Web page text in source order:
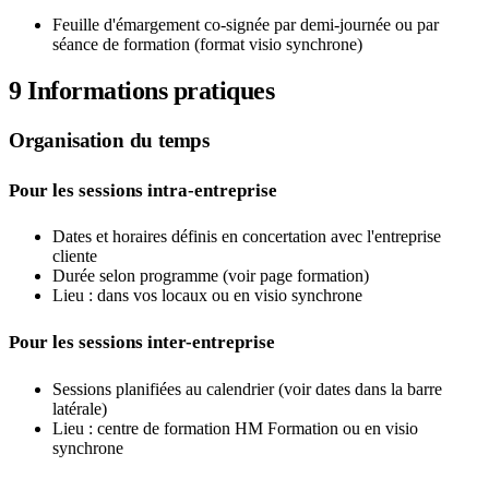
Feuille d'émargement co-signée par demi-journée ou par
séance de formation (format visio synchrone)
9Informations pratiques
Organisation du temps
Pour les sessions intra-entreprise
Dates et horaires définis en concertation avec l'entreprise
cliente
Durée selon programme (voir page formation)
Lieu : dans vos locaux ou en visio synchrone
Pour les sessions inter-entreprise
Sessions planifiées au calendrier (voir dates dans la barre
latérale)
Lieu : centre de formation HM Formation ou en visio
synchrone